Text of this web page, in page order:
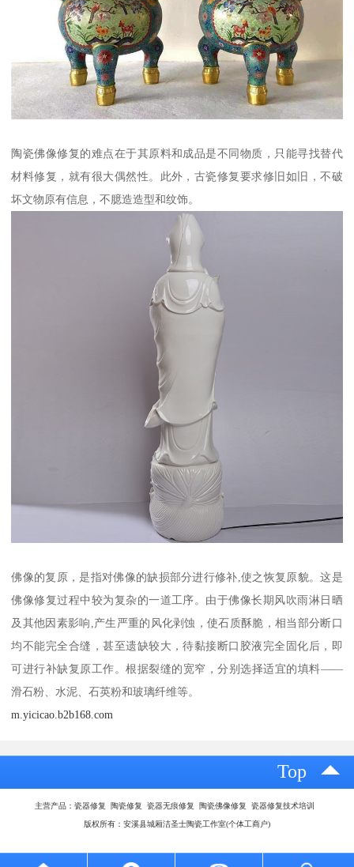
陶瓷佛像修复的难点在于其原料和成品是不同物质，只能寻找替代
材料修复，就有很大偶然性。此外，古瓷修复要求修旧如旧，不破
坏文物原有信息，不臆造造型和纹饰。
佛像的复原，是指对佛像的缺损部分进行修补,使之恢复原貌。这是
佛像修复过程中较为复杂的一道工序。由于佛像长期风吹雨淋日晒
及其他因素影响,产生严重的风化剥蚀，使石质酥脆，相当部分断口
均不能完全合缝，甚至遗缺较大，待黏接断口胶液完全固化后，即
可进行补缺复原工作。根据裂缝的宽窄，分别选择适宜的填料——
滑石粉、水泥、石英粉和玻璃纤维等。
m.yicicao.b2b168.com
Top
主营产品：瓷器修复 陶瓷修复 瓷器无痕修复 陶瓷佛像修复 瓷器修复技术培训
版权所有：安溪县城厢洁圣士陶瓷工作室(个体工商户)